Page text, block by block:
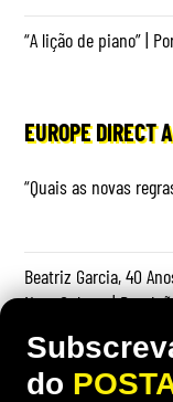
“A lição de piano” |
EUROPE DIRECT
“Quais as novas
Beatriz Garcia, 40
Next Culture | Por
do